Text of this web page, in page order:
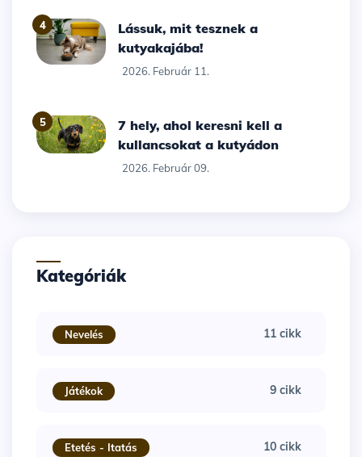
4
Lássuk, mit tesznek a
kutyakajába!
2026. Február 11.
5
7 hely, ahol keresni kell a
kullancsokat a kutyádon
2026. Február 09.
Kategóriák
Nevelés 11 cikk
Játékok 9 cikk
Etetés - Itatás 10 cikk